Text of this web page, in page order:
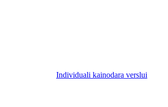
Individuali kainodara verslui